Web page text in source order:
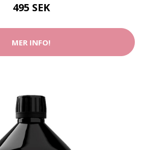
495 SEK
MER INFO!